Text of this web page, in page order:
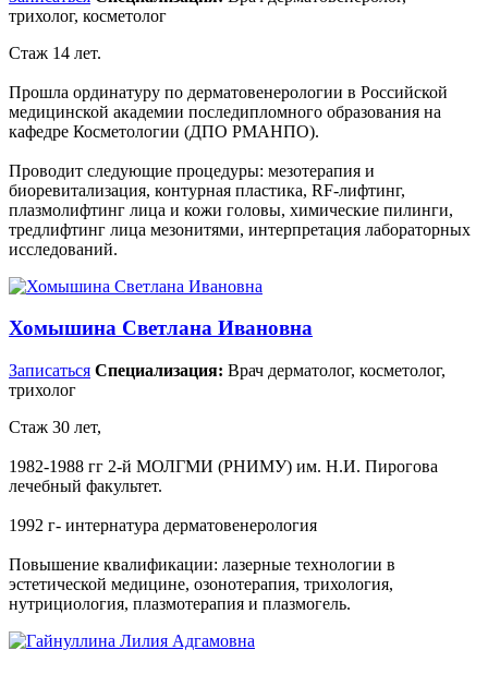
трихолог, косметолог
Стаж 14 лет.
Прошла ординатуру по дерматовенерологии в Российской
медицинской академии последипломного образования на
кафедре Косметологии (ДПО РМАНПО).
Проводит следующие процедуры: мезотерапия и
биоревитализация, контурная пластика, RF-лифтинг,
плазмолифтинг лица и кожи головы, химические пилинги,
тредлифтинг лица мезонитями, интерпретация лабораторных
исследований.
Хомышина Светлана Ивановна
Записаться Специализация: Врач дерматолог, косметолог,
трихолог
Стаж 30 лет,
1982-1988 гг 2-й МОЛГМИ (РНИМУ) им. Н.И. Пирогова
лечебный факультет.
1992 г- интернатура дерматовенерология
Повышение квалификации: лазерные технологии в
эстетической медицине, ⁠озонотерапия, ⁠трихология,
⁠нутрициология, ⁠плазмотерапия и плазмогель.